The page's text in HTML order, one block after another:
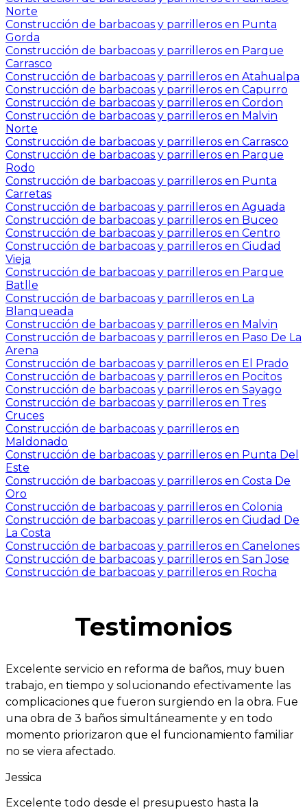
Norte
Construcción de barbacoas y parrilleros en Punta
Gorda
Construcción de barbacoas y parrilleros en Parque
Carrasco
Construcción de barbacoas y parrilleros en Atahualpa
Construcción de barbacoas y parrilleros en Capurro
Construcción de barbacoas y parrilleros en Cordon
Construcción de barbacoas y parrilleros en Malvin
Norte
Construcción de barbacoas y parrilleros en Carrasco
Construcción de barbacoas y parrilleros en Parque
Rodo
Construcción de barbacoas y parrilleros en Punta
Carretas
Construcción de barbacoas y parrilleros en Aguada
Construcción de barbacoas y parrilleros en Buceo
Construcción de barbacoas y parrilleros en Centro
Construcción de barbacoas y parrilleros en Ciudad
Vieja
Construcción de barbacoas y parrilleros en Parque
Batlle
Construcción de barbacoas y parrilleros en La
Blanqueada
Construcción de barbacoas y parrilleros en Malvin
Construcción de barbacoas y parrilleros en Paso De La
Arena
Construcción de barbacoas y parrilleros en El Prado
Construcción de barbacoas y parrilleros en Pocitos
Construcción de barbacoas y parrilleros en Sayago
Construcción de barbacoas y parrilleros en Tres
Cruces
Construcción de barbacoas y parrilleros en
Maldonado
Construcción de barbacoas y parrilleros en Punta Del
Este
Construcción de barbacoas y parrilleros en Costa De
Oro
Construcción de barbacoas y parrilleros en Colonia
Construcción de barbacoas y parrilleros en Ciudad De
La Costa
Construcción de barbacoas y parrilleros en Canelones
Construcción de barbacoas y parrilleros en San Jose
Construcción de barbacoas y parrilleros en Rocha
Testimonios
Excelente servicio en reforma de baños, muy buen
trabajo, en tiempo y solucionando efectivamente las
complicaciones que fueron surgiendo en la obra. Fue
una obra de 3 baños simultáneamente y en todo
momento priorizaron que el funcionamiento familiar
no se viera afectado.
Jessica
Excelente todo desde el presupuesto hasta la